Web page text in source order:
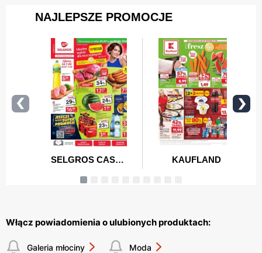
Włącz powiadomienia o ulubionych produktach:
Galeria młociny Moda